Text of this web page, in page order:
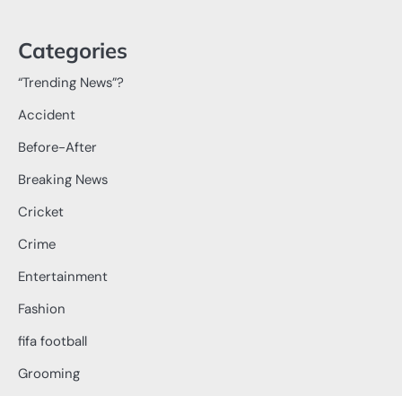
Categories
“Trending News”?
Accident
Before-After
Breaking News
Cricket
Crime
Entertainment
Fashion
fifa football
Grooming